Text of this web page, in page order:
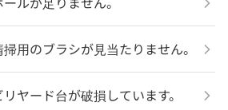
掃用のブラシが見当たりません。
リヤード台が破損しています。